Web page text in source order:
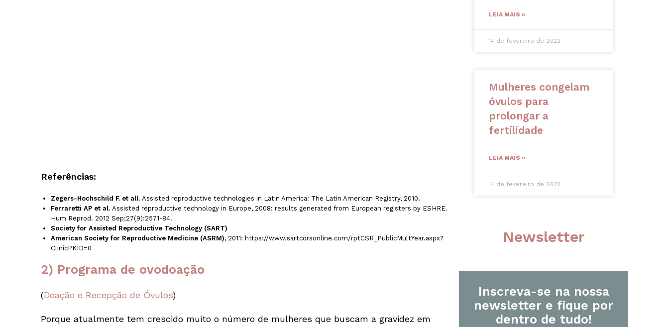
Referências:
Zegers-Hochschild F. et all. Assisted reproductive technologies in Latin America: The Latin American Registry, 2010.
Ferraretti AP et al. Assisted reproductive technology in Europe, 2008: results generated from European registers by ESHRE.
Hum Reprod. 2012 Sep;27(9):2571-84.
Society for Assisted Reproductive Technology (SART)
American Society for Reproductive Medicine (ASRM), 2011: https://www.sartcorsonline.com/rptCSR_PublicMultYear.aspx?
ClinicPKID=0
2) Programa de ovodoação
(Doação e Recepção de Óvulos)
Porque atualmente tem crescido muito o número de mulheres que buscam a gravidez em
LEIA MAIS »
14 de fevereiro de 2022
Mulheres congelam
óvulos para
prolongar a
fertilidade
LEIA MAIS »
14 de fevereiro de 2022
Newsletter
Inscreva-se na nossa
newsletter e fique por
dentro de tudo!